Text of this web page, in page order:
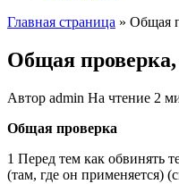
Главная страница » Общая
Общая проверка,
Автор admin На чтение 2
Общая проверка
1 Перед тем как обвинять
(там, где он применяется)